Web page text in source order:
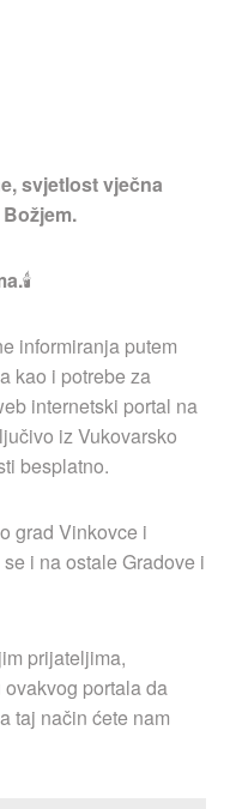
svjetlost vječna
🕯
informiranja putem
kao i potrebe za
internetski portal na
iz Vukovarsko
besplatno.
grad Vinkovce i
i na ostale Gradove i
prijateljima,
portala da
taj način ćete nam